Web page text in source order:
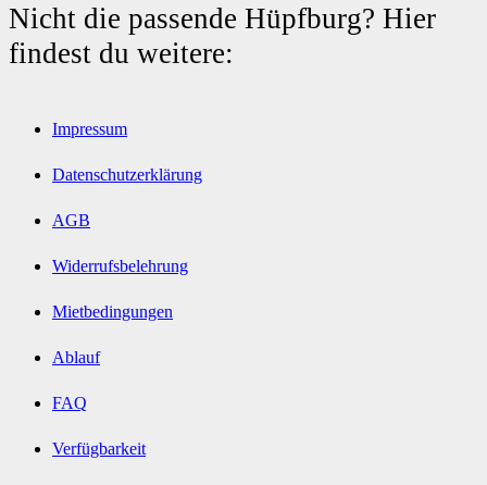
Nicht die passende Hüpfburg? Hier
findest du weitere:
Impressum
Datenschutzerklärung
AGB
Widerrufsbelehrung
Mietbedingungen
Ablauf
FAQ
Verfügbarkeit